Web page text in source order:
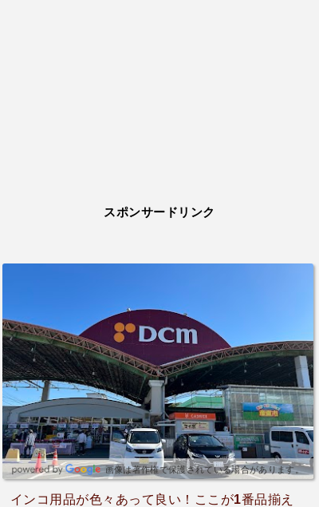
スポンサードリンク
画像は著作権で保護されている場合があります。
インコ用品が色々あって良い！ここが1番品揃え